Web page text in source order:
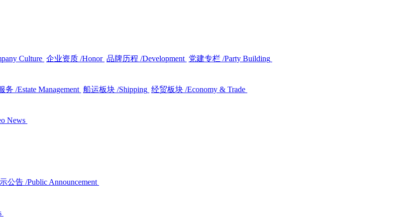
Culture 企业资质 /Honor 品牌历程 /Development 党建专栏 /Party Building
务 /Estate Management 船运板块 /Shipping 经贸板块 /Economy & Trade
News
公告 /Public Announcement